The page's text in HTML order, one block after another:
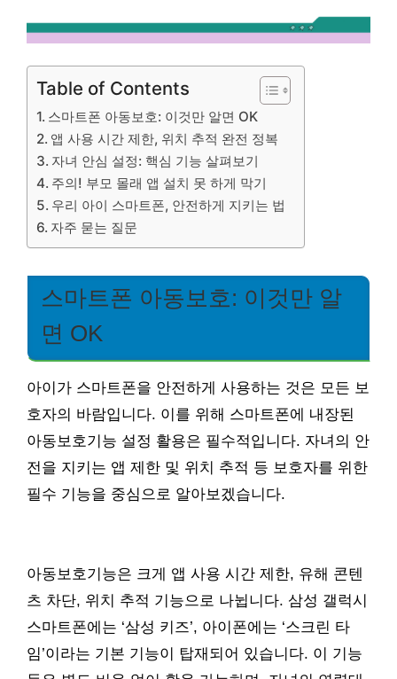
Table of Contents
스마트폰 아동보호: 이것만 알면 OK
앱 사용 시간 제한, 위치 추적 완전 정복
자녀 안심 설정: 핵심 기능 살펴보기
주의! 부모 몰래 앱 설치 못 하게 막기
우리 아이 스마트폰, 안전하게 지키는 법
자주 묻는 질문
스마트폰 아동보호: 이것만 알
면 OK
아이가 스마트폰을 안전하게 사용하는 것은 모든 보
호자의 바람입니다. 이를 위해 스마트폰에 내장된
아동보호기능 설정 활용은 필수적입니다. 자녀의 안
전을 지키는 앱 제한 및 위치 추적 등 보호자를 위한
필수 기능을 중심으로 알아보겠습니다.
아동보호기능은 크게 앱 사용 시간 제한, 유해 콘텐
츠 차단, 위치 추적 기능으로 나뉩니다. 삼성 갤럭시
스마트폰에는 ‘삼성 키즈’, 아이폰에는 ‘스크린 타
임’이라는 기본 기능이 탑재되어 있습니다. 이 기능